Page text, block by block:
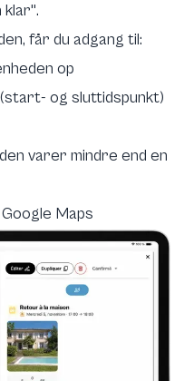
får du adgang til:
op
og sluttidspunkt)
varer mindre end en
Maps